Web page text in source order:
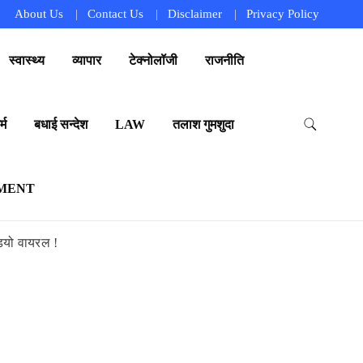
About Us Contact Us Disclaimer Privacy Policy
स्वास्थ्य व्यापार टेक्नोलॉजी राजनीति
बधाई सन्देश LAW तलाश गुमशुदा
वायरल !